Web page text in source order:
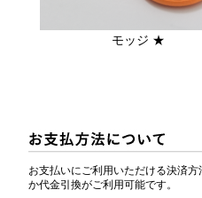
モッジ ★
お支払いにご利用いただける決済
か代金引換がご利用可能です。